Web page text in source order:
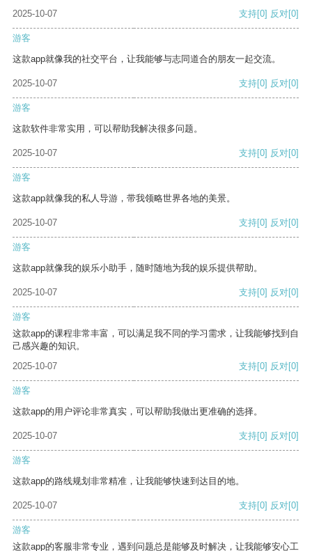
2025-10-07
支持[0] 反对[0]
游客
这款app就像我的社交平台，让我能够与志同道合的朋友一起交流。
2025-10-07 支持[0] 反对[0]
游客
这款软件非常实用，可以帮助我解决很多问题。
2025-10-07 支持[0] 反对[0]
游客
这款app就像我的私人导游，带我领略世界各地的美景。
2025-10-07 支持[0] 反对[0]
游客
这款app就像我的娱乐小助手，随时随地为我的娱乐提供帮助。
2025-10-07 支持[0] 反对[0]
游客
这款app的课程非常丰富，可以满足我不同的学习需求，让我能够找到自
己感兴趣的知识。
2025-10-07
支持[0] 反对[0]
游客
这款app的用户评论非常真实，可以帮助我做出更准确的选择。
2025-10-07 支持[0] 反对[0]
游客
这款app的路线规划非常精准，让我能够快速到达目的地。
2025-10-07 支持[0] 反对[0]
游客
这款app的客服非常专业，遇到问题总是能够及时解决，让我能够安心工